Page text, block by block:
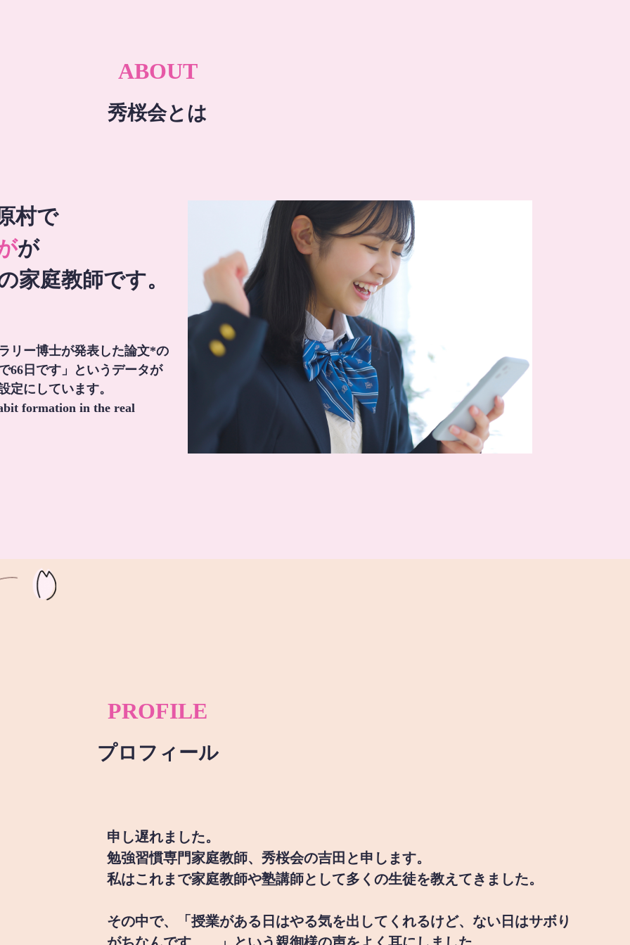
ABOUT
秀桜会とは
村で
が
家庭教師です。
リー博士が発表した論文*の
66日です」というデータが
定にしています。
formation in the real
PROFILE
プロフィール
申し遅れました。
勉強習慣専門家庭教師、秀桜会の吉田と申します。
私はこれまで家庭教師や塾講師として多くの生徒を教えてきました。
その中で、「授業がある日はやる気を出してくれるけど、ない日はサボり